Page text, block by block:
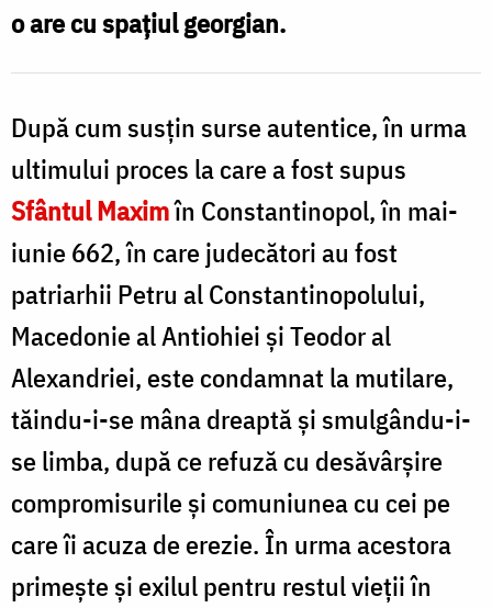
Foto:
Oana
Nechifor
o are cu spațiul georgian.
După cum susţin surse autentice, în urma
ultimului proces la care a fost supus
Sfântul Maximîn Constantinopol, în mai-
iunie 662, în care judecători au fost
patriarhii Petru al Constantinopolului,
Macedonie al Antiohiei şi Teodor al
Alexandriei, este condamnat la mutilare,
tăindu-i-se mâna dreaptă şi smulgându-i-
se limba, după ce refuză cu desăvârşire
compromisurile şi comuniunea cu cei pe
care îi acuza de erezie. În urma acestora
primeşte şi exilul pentru restul vieţii în